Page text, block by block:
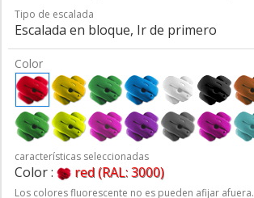
Tipo de escalada
Escalada en bloque, Ir de primero
Color
características seleccionadas
Color : red (RAL: 3000)
Los colores fluorescente no es pueden afijar afuera.